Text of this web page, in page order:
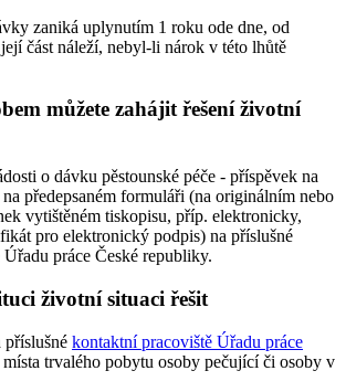
zaniká uplynutím 1 roku ode dne, od
část náleží, nebyl-li nárok v této lhůtě
můžete zahájit řešení životní
o dávku pěstounské péče - příspěvek na
předepsaném formuláři (na originálním nebo
vytištěném tiskopisu, příp. elektronicky,
pro elektronický podpis) na příslušné
práce České republiky.
životní situaci řešit
příslušné kontaktní pracoviště Úřadu práce
místa trvalého pobytu osoby pečující či osoby v